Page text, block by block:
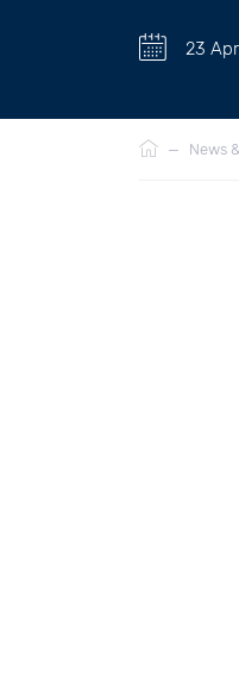
— News
23